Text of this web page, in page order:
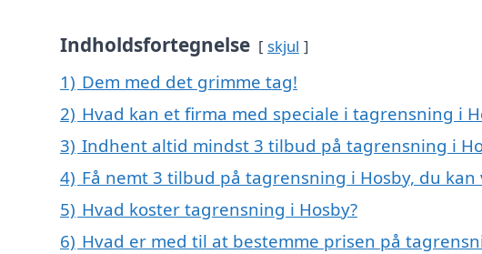
Indholdsfortegnelse skjul
1) Dem med det grimme tag!
2) Hvad kan et firma med speciale i tagrensning i
3) Indhent altid mindst 3 tilbud på tagrensning i
4) Få nemt 3 tilbud på tagrensning i Hosby, du
5) Hvad koster tagrensning i Hosby?
6) Hvad er med til at bestemme prisen på